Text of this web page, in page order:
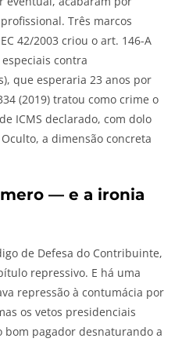
Três marcos
42/2003 criou o art. 146-A
contra
que esperaria 23 anos por
(2019) tratou como crime o
ICMS declarado, com dolo
a dimensão concreta
— e a ironia
de Defesa do Contribuinte,
repressivo. E há uma
repressão à contumácia por
os vetos presidenciais
bom pagador desnaturando a